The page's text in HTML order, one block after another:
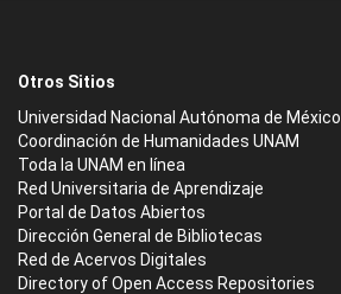
Otros Sitios
Universidad Nacional Autónoma de México
Coordinación de Humanidades UNAM
Toda la UNAM en línea
Red Universitaria de Aprendizaje
Portal de Datos Abiertos
Dirección General de Bibliotecas
Red de Acervos Digitales
Directory of Open Access Repositories